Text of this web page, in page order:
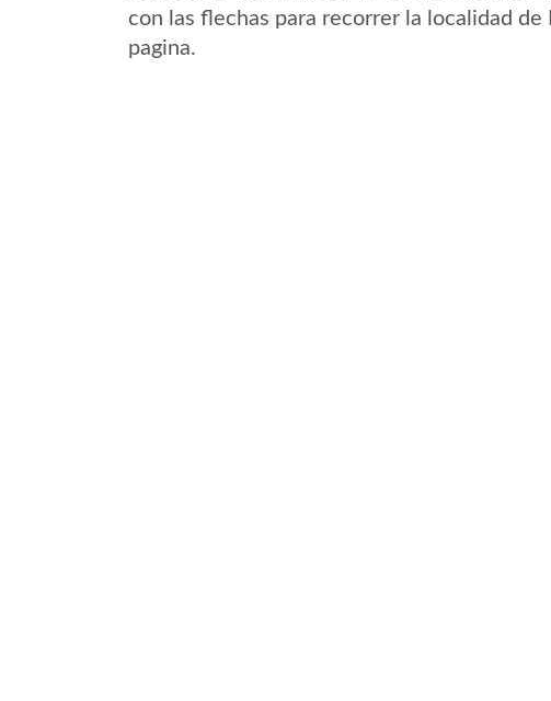
con las flechas para recorrer la localidad
pagina.